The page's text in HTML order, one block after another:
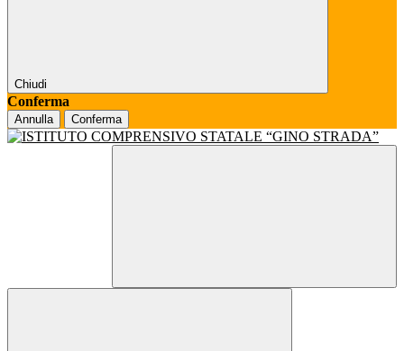
Chiudi
Conferma
Annulla Conferma